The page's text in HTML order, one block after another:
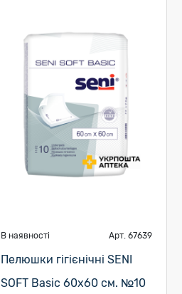
В наявності Арт. 67639
Пелюшки гігієнічні SENI
SOFT Basic 60х60 см. №10